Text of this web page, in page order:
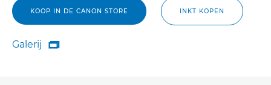
KOOP IN DE CANON STORE INKT KOPEN
Galerij
Galerij
